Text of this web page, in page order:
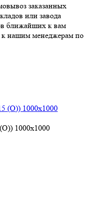
заказанных
или завода
ближайших к вам
к нашим менеджерам по
1000х1000